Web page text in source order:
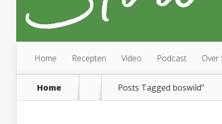
Home Recepten Video Podcast Over
Home Posts Tagged boswild"